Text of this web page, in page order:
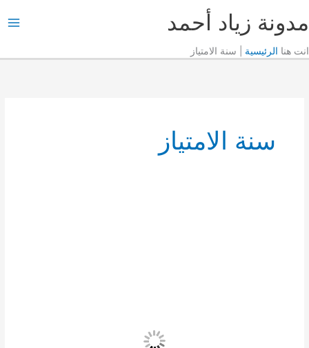
إلى
المحتوى
مدونة زياد أحمد
انت هنا الرئيسية سنة الامتياز
سنة الامتياز